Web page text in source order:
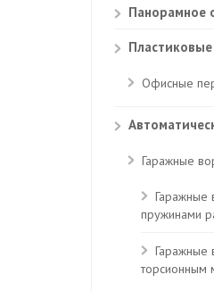
Панорамное
Офисные
Гаражные
Гаражные
пружинами
Гаражные
торсионным